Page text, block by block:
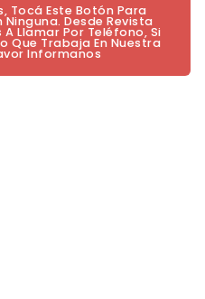
Tocá Este Botón Para
Ninguna. Desde Revista
A Llamar Por Teléfono, Si
Que Trabaja En Nuestra
Informanos